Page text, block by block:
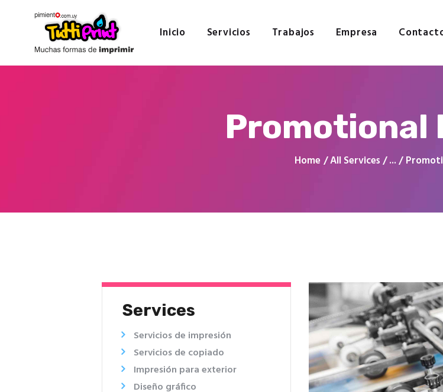
Inicio Servicios Trabajos Empresa
Promotional
Home All Services ...
Trabajos
Services
Servicios de impresión
Servicios de copiado
Impresión para exterior
Diseño gráfico